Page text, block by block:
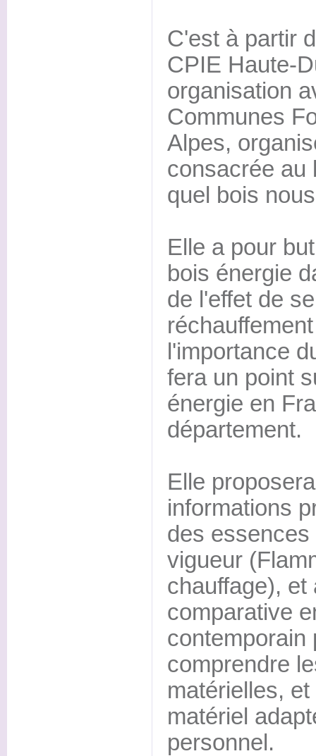
C'est à partir
CPIE Haute-
organisation
Communes
Alpes,
consacrée au
quel bois
Elle a pour
bois énergie
de l'effet de
l'importance
fera un point
énergie en
département.
Elle
informations
des
vigueur
chauffage), et
comparative
contemporain
comprendre
matérielles,
matériel
personnel.